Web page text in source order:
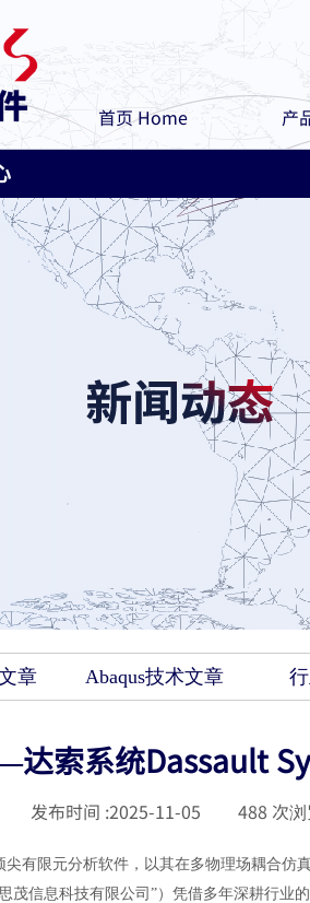
首页 Home 产
章 Abaqus技术文章
索系统Dassault
发布时间 :2025-11-05 488 次
尖有限元分析软件，以其在多物理场耦合仿
茂信息科技有限公司”）凭借多年深耕行